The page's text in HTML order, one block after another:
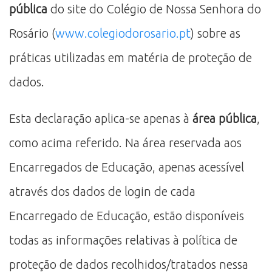
pública do site do Colégio de Nossa Senhora do
Rosário (www.colegiodorosario.pt) sobre as
práticas utilizadas em matéria de proteção de
dados.
Esta declaração aplica-se apenas à área pública
como acima referido. Na área reservada aos
Encarregados de Educação, apenas acessível
através dos dados de login de cada
Encarregado de Educação, estão disponíveis
todas as informações relativas à política de
proteção de dados recolhidos/tratados nessa